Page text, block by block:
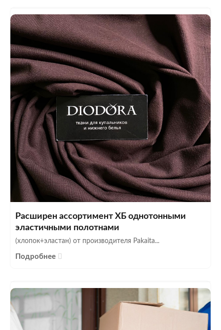
Расширен ассортимент ХБ однотонными
эластичными полотнами
(хлопок+эластан) от производителя Pakaita...
Подробнее